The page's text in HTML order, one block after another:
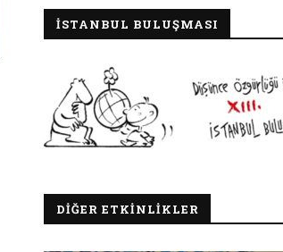
İSTANBUL BULUŞMASI
DIĞER ETKINLIKLER